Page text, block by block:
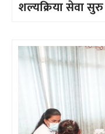
शल्यक्रिया सेवा सुरु